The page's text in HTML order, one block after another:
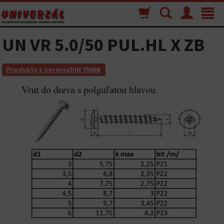
Toggle
Menu
Vyhľadávanie
Nákupný
košík
UN VR 5.0/50 PUL.HL X ZB
Produkty s normouDIN 7505B